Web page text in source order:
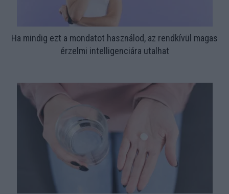
Ha mindig ezt a mondatot használod, az rendkívül magas
érzelmi intelligenciára utalhat